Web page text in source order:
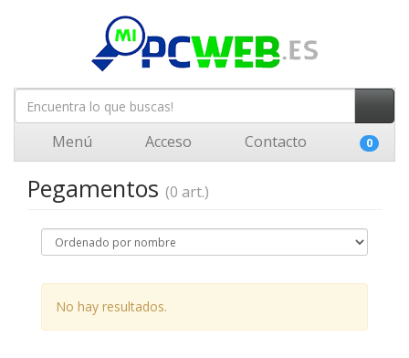
Menú Acceso Contacto 0
Pegamentos (0 art.)
No hay resultados.